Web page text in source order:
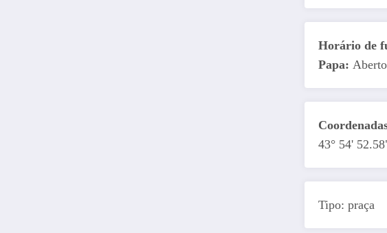
Horário de
Papa:
43° 54'
Tipo: praça